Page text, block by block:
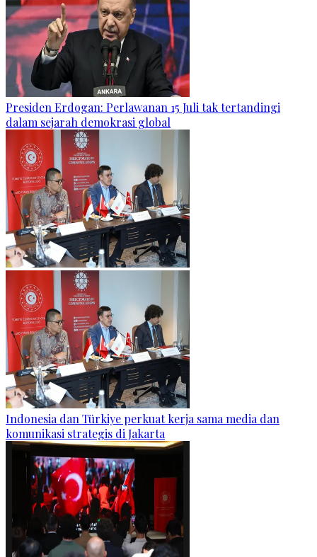
Presiden Erdogan: Perlawanan 15 Juli tak tertandingi
dalam sejarah demokrasi global
Indonesia dan Türkiye perkuat kerja sama media dan
komunikasi strategis di Jakarta